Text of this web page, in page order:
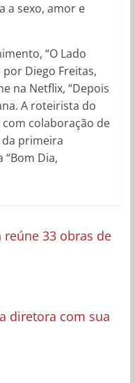
a sexo, amor e
“O Lado
Diego Freitas,
na Netflix, “Depois
A roteirista do
colaboração de
primeira
Dia,
reúne 33 obras de
diretora com sua